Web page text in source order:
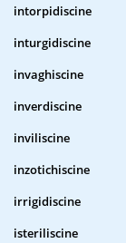
intorpidiscine
inturgidiscine
invaghiscine
inverdiscine
inviliscine
inzotichiscine
irrigidiscine
isteriliscine